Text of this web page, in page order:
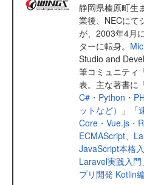
静岡県榛原町生
業後、NECにて
が、2003年4月
ターに転身。
Studio and
筆コミュニティ
表。主な著書に
C#・Python・
ットなど）
」「
Core・Vue.js・
ECMAScript、
JavaScript本格
Laravel実践入門
プリ開発 Kotlin